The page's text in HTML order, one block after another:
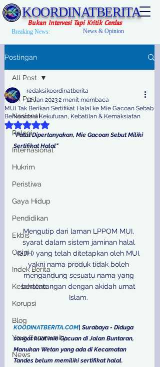
KOORDINATBERITA
Bukan Intervesi Tapi Kritik Cerdas
Breaking News: News & Opinion
Postingan
All Post
Nasional
Relegi
Internasional
Hukrim
Peristiwa
Gaya Hidup
Pendidikan
Ekbis
Opini
Indek Berita
Kesehatan
Korupsi
Blog
Your Community
News
All Post
MUI Tak Berikan Sertifikat Halal ke Mie Gacoan Sebab
Berkonotasi Kekufuran, Kebatilan & Kemaksiatan
redaksikoordinatberita
12 Jan 20232 menit membaca
Dinilai NaN dari 5 bintang.
"Patut Dipertanyakan, Mie Gacoan Sebut Miliki
Sertifikat Halal"
Mengutip dari laman LPPOM MUI,
syarat dalam sistem jaminan halal
(SJH) yang telah ditetapkan oleh MUI,
yakni nama produk tidak boleh
mengandung sesuatu nama yang
bertentangan dengan akidah umat
Islam.
KOODINATBERITA.COM | Surabaya - Diduga
sangat kuat mie Gacuan di Jalan Buntaran,
Manukan Wetan yang ada di Kecamatan
Tandes belum memiliki sertifikat halal.